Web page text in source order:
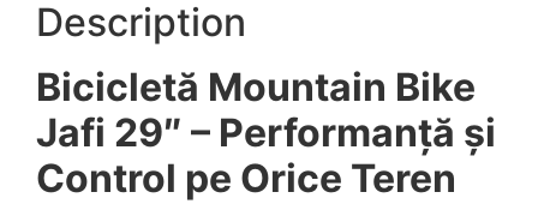
Description
Bicicletă Mountain Bike
Jafi 29″ – Performanță și
Control pe Orice Teren